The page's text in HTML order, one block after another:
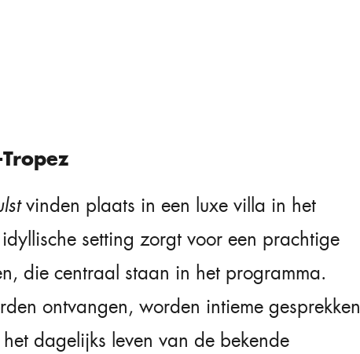
vinden plaats in een luxe villa in het
setting zorgt voor een prachtige
die centraal staan in het programma.
ontvangen, worden intieme gesprekken
dagelijks leven van de bekende